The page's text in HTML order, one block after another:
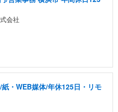
会社
・WEB媒体/年休125日・リモ